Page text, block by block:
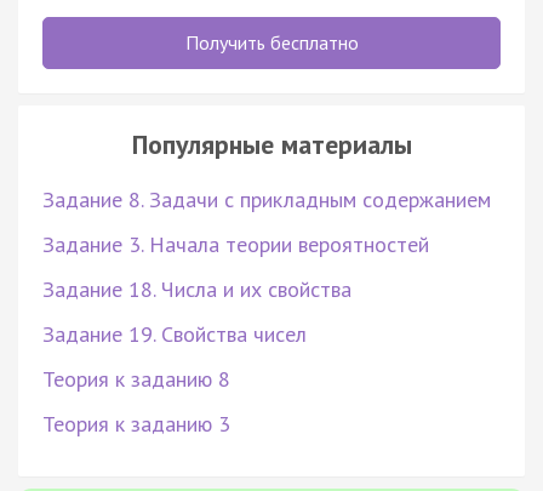
Получить бесплатно
Популярные материалы
Задание 8. Задачи с прикладным содержанием
Задание 3. Начала теории вероятностей
Задание 18. Числа и их свойства
Задание 19. Свойства чисел
Теория к заданию 8
Теория к заданию 3